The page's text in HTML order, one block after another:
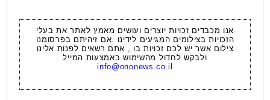
אנו מכבדים זכויות יוצרים ועושים מאמץ לאתר את בעלי
הזכויות בצילומים המגיעים לידינו .אם זיהיתם בפרסומנו
צילום אשר יש לכם זכויות בו , אתם רשאים לפנות אלינו
ולבקש לחדול מהשימוש באמצעות המייל
info@ononews.co.il